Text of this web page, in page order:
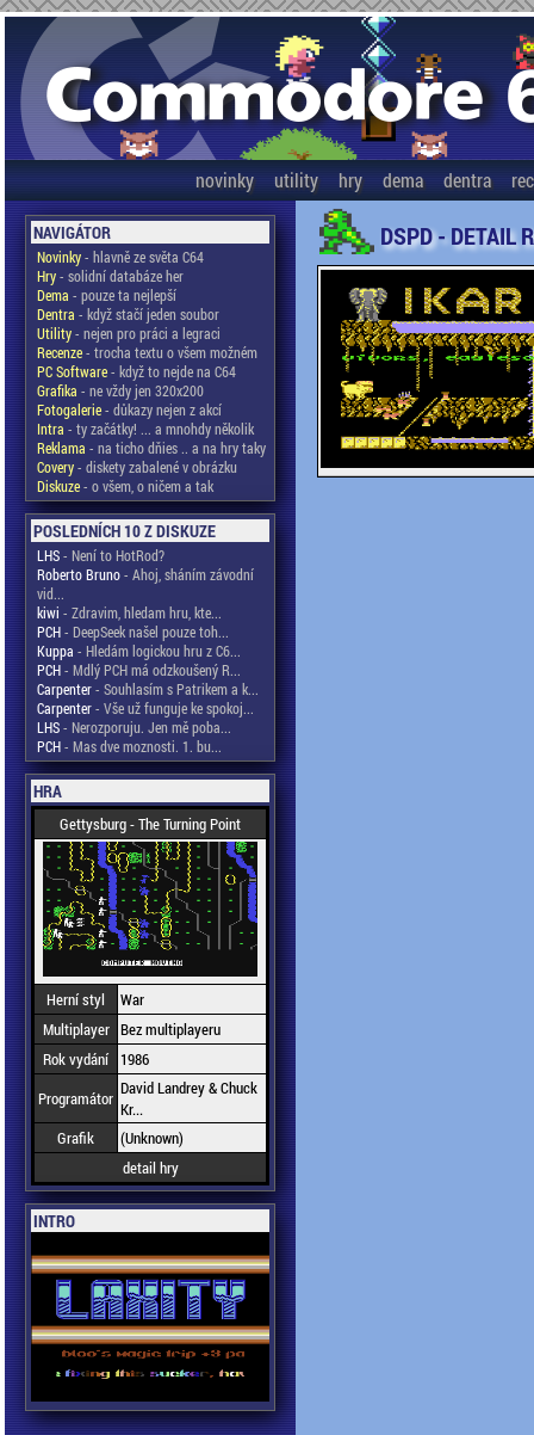
novinky utility hry dema dentra
NAVIGÁTOR
Novinky- hlavně ze světa C64
Hry- solidní databáze her
Dema - pouze ta nejlepší
Dentra - když stačí jeden soubor
Utility- nejen pro práci a legraci
Recenze- trocha textu o všem možném
PC Software- když to nejde na C64
Grafika - ne vždy jen 320x200
Fotogalerie- důkazy nejen z akcí
Intra - ty začátky! ... a mnohdy několik
Reklama - na ticho dňies .. a na hry taky
Covery- diskety zabalené v obrázku
Diskuze- o všem, o ničem a tak
POSLEDNÍCH 10 Z DISKUZE
LHS- Není to HotRod?
Roberto Bruno- Ahoj, sháním závodní
vid...
kiwi - Zdravim, hledam hru, kte...
PCH- DeepSeek našel pouze toh...
Kuppa - Hledám logickou hru z C6...
PCH- Mdlý PCH má odzkoušený R...
Carpenter- Souhlasím s Patrikem a k...
Carpenter- Vše už funguje ke spokoj...
LHS- Nerozporuju. Jen mě poba...
PCH- Mas dve moznosti. 1. bu...
HRA
Gettysburg - The Turning Point
Herní styl
War
Multiplayer Bez multiplayeru
Rok vydání
1986
Programátor David Landrey & Chuck
Kr...
Grafik
(Unknown)
detail hry
INTRO
DSPD - DETAIL